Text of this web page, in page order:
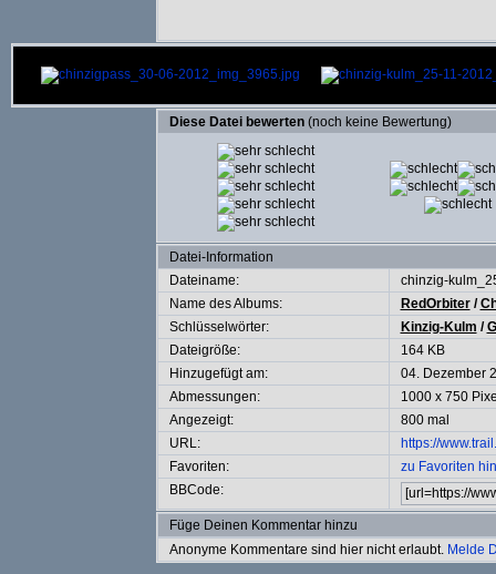
Diese Datei bewerten(noch keine Bewertung)
Datei-Information
Dateiname:
chinzig-
Name des Albums:
RedOrbiter/
Schlüsselwörter:
Kinzig-Kulm /
Dateigröße:
164 KB
Hinzugefügt am:
04. Dezember
Abmessungen:
1000 x 750
Angezeigt:
800 mal
URL:
https://
Favoriten:
zu Favoriten
BBCode:
Füge Deinen Kommentar hinzu
Anonyme Kommentare sind hier nicht erlaubt. Melde